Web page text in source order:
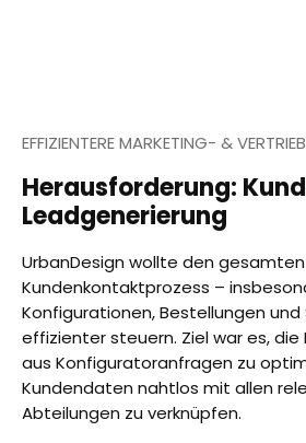
EFFIZIENTERE MARKETING- &
Herausforderung:
Leadgenerierung
UrbanDesign wollte den gesamten
Kundenkontaktprozess –
Konfigurationen, Bestellungen
effizienter steuern. Ziel war es,
aus Konfiguratoranfragen zu
Kundendaten nahtlos mit allen
Abteilungen zu verknüpfen.